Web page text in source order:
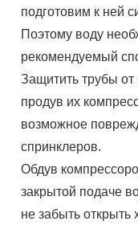
подготовим к ней
Поэтому воду
рекомендуемый
Защитить трубы от
продув их
возможное
спринклеров.
Обдув
закрытой подаче
не забыть открыть